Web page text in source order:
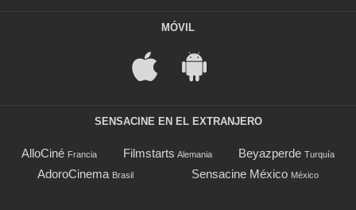
MÓVIL
SENSACINE EN EL EXTRANJERO
AlloCiné Francia Filmstarts Alemania Beyazperde Turquía
AdoroCinema Brasil Sensacine México México